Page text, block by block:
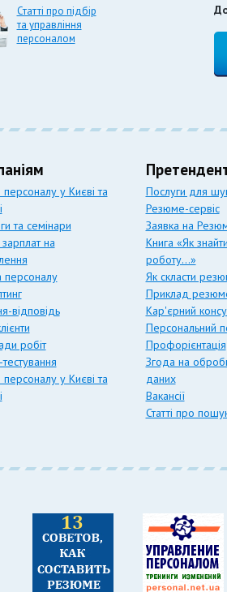
Статті про підбір
та управління
персоналом
персоналу у Києві та
та семінари
на
персоналу
відповідь
робіт
тестування
персоналу у Києві та
Послуги для
Резюме-сервіс
Заявка на
Книга «Як
роботу…»
Як скласти
Приклад
Кар'єрний
Персональний
Профорієнтація
Згода на
даних
Вакансії
Статті про